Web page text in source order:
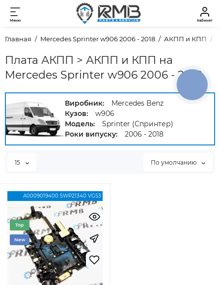
Меню Кабинет
Главная Mercedes Sprinter w906 2006 - 2018 АКПП и КПП
Плата АКПП > АКПП и КПП на
Mercedes Sprinter w906 2006 - 2018
Виробник:
Mercedes Benz
Кузов:
w906
Модель:
Sprinter (Спринтер)
Роки випуску:
2006 - 2018
15 По умолчанию
А0009019400 5WP21340 VGS3
Top
New